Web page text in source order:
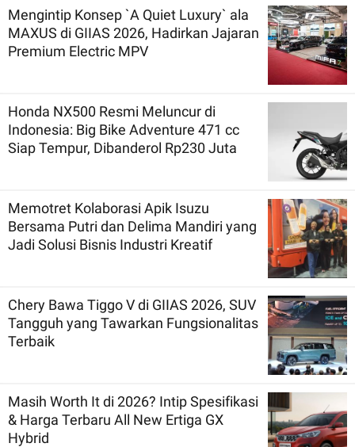
Mengintip Konsep `A Quiet Luxury` ala
MAXUS di GIIAS 2026, Hadirkan Jajaran
Premium Electric MPV
Honda NX500 Resmi Meluncur di
Indonesia: Big Bike Adventure 471 cc
Siap Tempur, Dibanderol Rp230 Juta
Memotret Kolaborasi Apik Isuzu
Bersama Putri dan Delima Mandiri yang
Jadi Solusi Bisnis Industri Kreatif
Chery Bawa Tiggo V di GIIAS 2026, SUV
Tangguh yang Tawarkan Fungsionalitas
Terbaik
Masih Worth It di 2026? Intip Spesifikasi
& Harga Terbaru All New Ertiga GX
Hybrid